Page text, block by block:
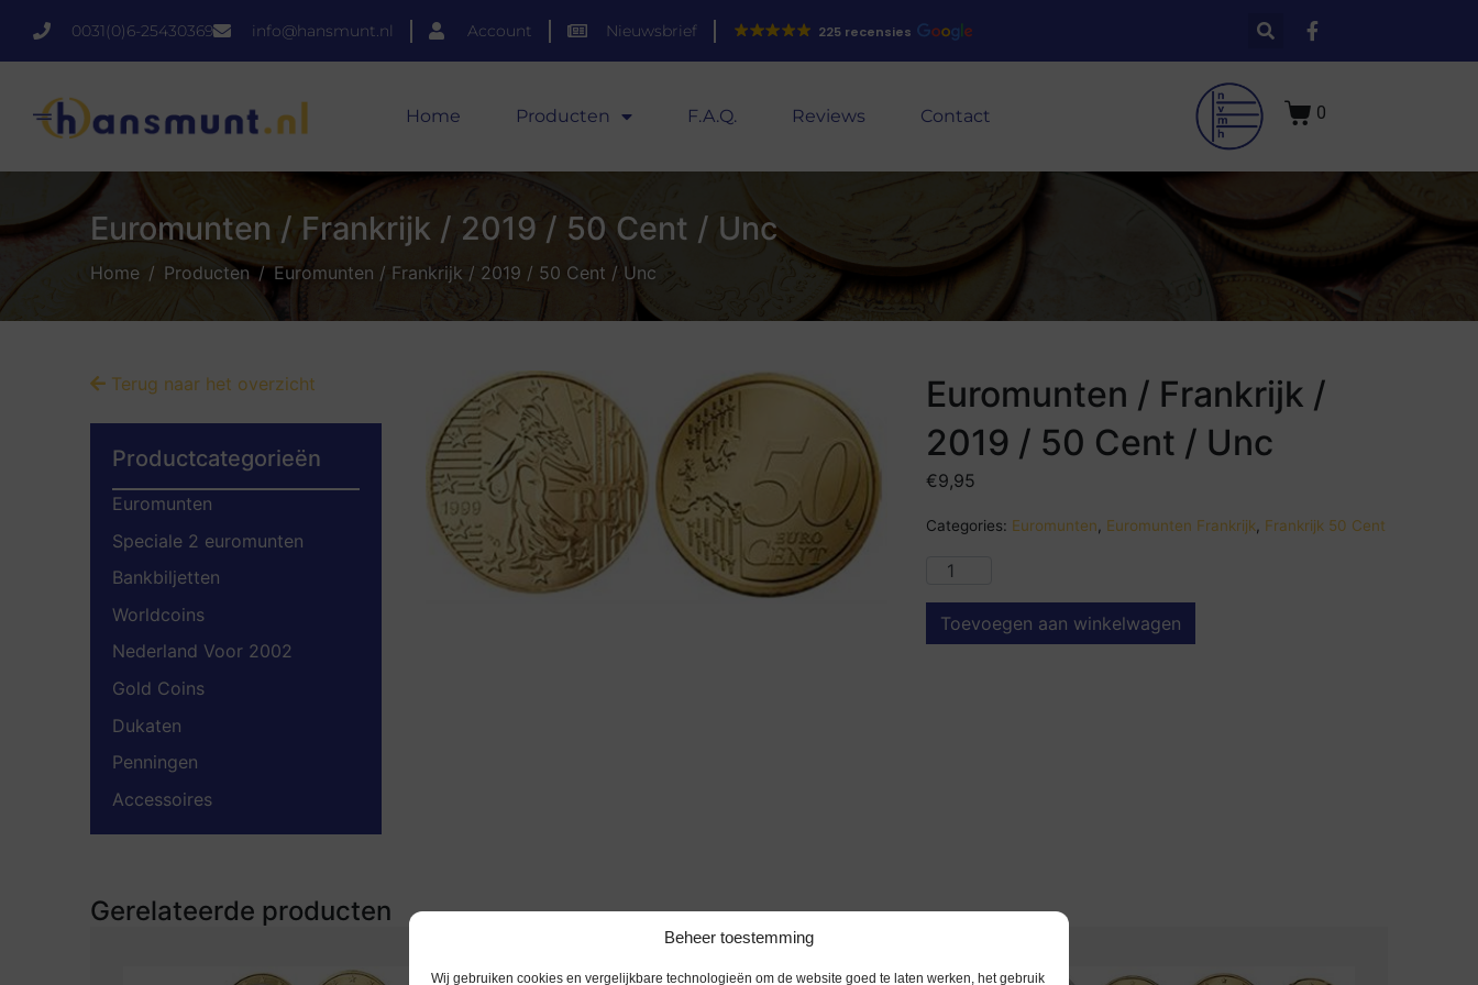
Beheer toestemming
Wij gebruiken cookies en vergelijkbare technologieën om de website goed te laten werken, het gebruik
0031(0)6-25430369 info@hansmunt.nl Account Nieuwsbrief 225 recensies
Home Producten F.A.Q. Reviews Contact 0
Euromunten / Frankrijk / 2019 / 50 Cent / Unc
Home Producten Euromunten / Frankrijk / 2019 / 50 Cent / Unc
Euromunten / Frankrijk /
2019 / 50 Cent / Unc
€9,95
Categories: Euromunten Euromunten Frankrijk Frankrijk 50 Cent
Toevoegen aan winkelwagen
Terug naar het overzicht
Productcategorieën
Euromunten
Speciale 2 euromunten
Bankbiljetten
Worldcoins
Nederland Voor 2002
Gold Coins
Dukaten
Penningen
Accessoires
Gerelateerde producten